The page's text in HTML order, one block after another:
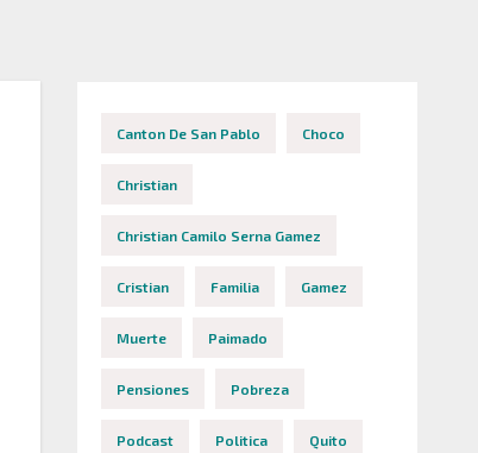
Canton De San Pablo Choco
Christian
Christian Camilo Serna Gamez
Cristian Familia Gamez
Muerte Paimado
Pensiones Pobreza
Podcast Politica Quito